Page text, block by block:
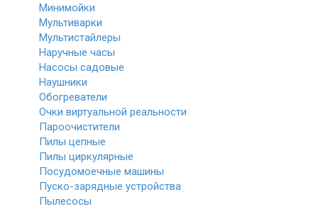
Минимойки
Мультиварки
Мультистайлеры
Наручные часы
Насосы садовые
Наушники
Обогреватели
Очки виртуальной реальности
Пароочистители
Пилы цепные
Пилы циркулярные
Посудомоечные машины
Пуско-зарядные устройства
Пылесосы